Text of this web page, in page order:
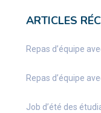
ARTICLES
Repas d’équipe
Repas d’équipe
Job d’été des